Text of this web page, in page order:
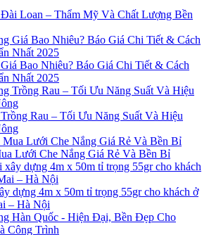
Loan – Thẩm Mỹ Và Chất Lượng Bền
Bao Nhiêu? Báo Giá Chi Tiết & Cách
Nhất 2025
Rau – Tối Ưu Năng Suất Và Hiệu
Lưới Che Nắng Giá Rẻ Và Bền Bỉ
dựng 4m x 50m tỉ trọng 55gr cho khách ở
– Hà Nội